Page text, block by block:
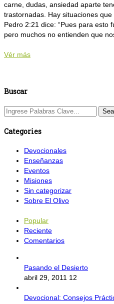
carne, dudas, ansiedad aparte
trastornadas. Hay situaciones
Pedro 2:21 dice: “Pues para esto
pero muchos no entienden que
Vér más
Buscar
Categories
Devocionales
Enseñanzas
Eventos
Misiones
Sin categorizar
Sobre El Olivo
Popular
Reciente
Comentarios
Pasando el Desierto
abril 29, 2011 12
Devocional: Consejos